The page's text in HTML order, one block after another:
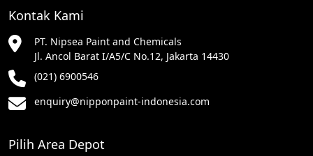
Kontak Kami
PT. Nipsea Paint and Chemicals
Jl. Ancol Barat I/A5/C No.12, Jakarta 14430
(021) 6900546
enquiry@nipponpaint-indonesia.com
Pilih Area Depot